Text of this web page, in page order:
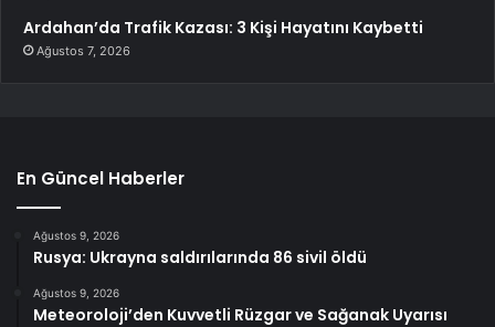
Ardahan’da Trafik Kazası: 3 Kişi Hayatını Kaybetti
Ağustos 7, 2026
En Güncel Haberler
Ağustos 9, 2026
Rusya: Ukrayna saldırılarında 86 sivil öldü
Ağustos 9, 2026
Meteoroloji’den Kuvvetli Rüzgar ve Sağanak Uyarısı